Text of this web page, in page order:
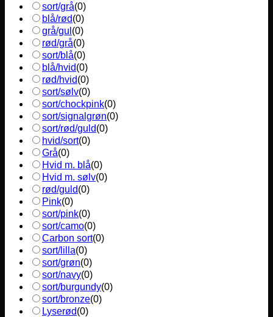
sort/grå(0)
blå/rød(0)
grå/gul (0)
rød/grå(0)
sort/blå(0)
blå/hvid(0)
rød/hvid(0)
sort/sølv(0)
sort/chockpink(0)
sort/signalgrøn(0)
sort/rød/guld(0)
hvid/sort(0)
Grå(0)
Hvid m. blå(0)
Hvid m. sølv(0)
rød/guld(0)
Pink(0)
sort/pink(0)
sort/camo(0)
Carbon sort(0)
sort/lilla(0)
sort/grøn(0)
sort/navy(0)
sort/burgundy(0)
sort/bronze(0)
Lyserød(0)